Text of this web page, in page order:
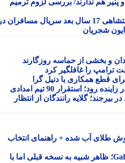
هم ندارند/ بررسی لزوم ترمیم
عکس| تغییر چهره سحر دولتشاهی 17 سال بعد سریال مسافران در
بخشی از حماسه روزگارند
را غافلگیر کرد
همکاری با دنیل گرا
گلایه رانندگان از انتظار
آب شده + راهنمای انتخاب
بررسی گوشی Galaxy Z Flip8؛ ظاهر شبیه به نسخه قبلی اما با